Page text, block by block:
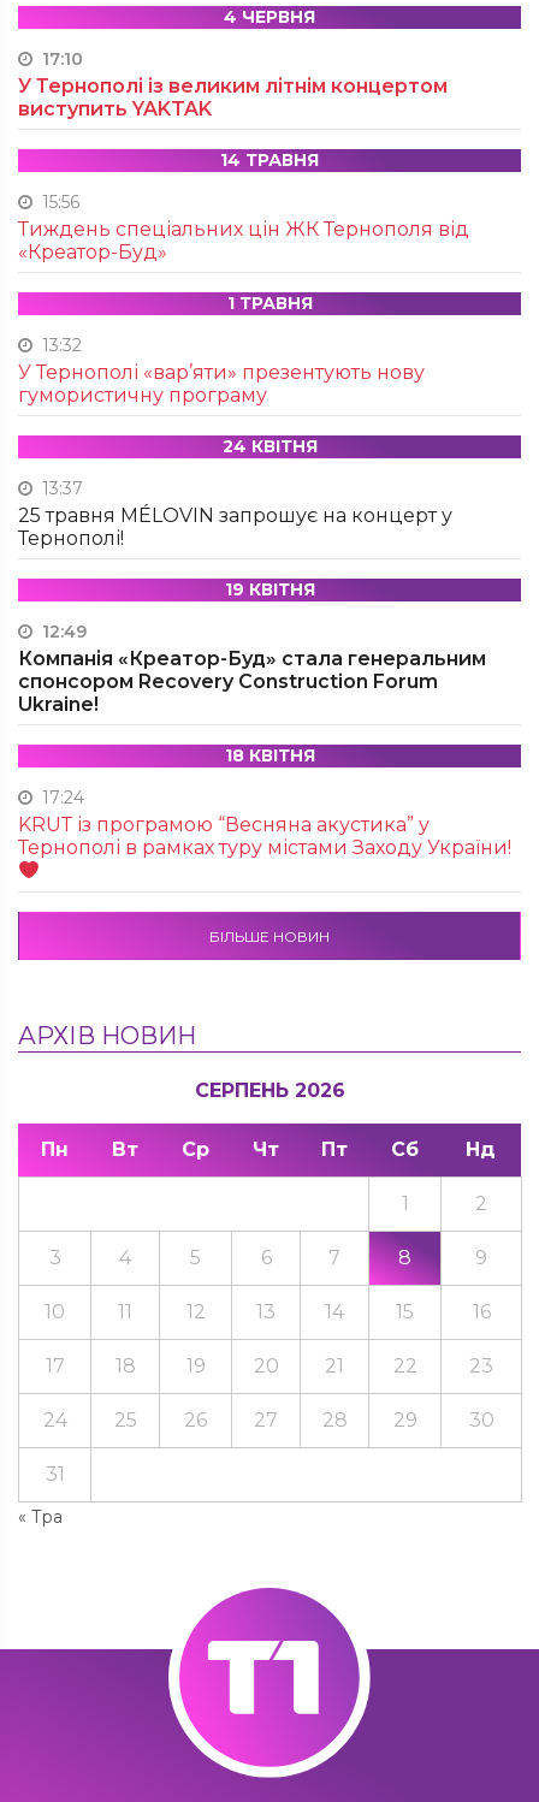
4 ЧЕРВНЯ
17:10
У Тернополі із великим літнім концертом
виступить YAKTAK
14 ТРАВНЯ
15:56
Тиждень спеціальних цін ЖК Тернополя від
«Креатор-Буд»
1 ТРАВНЯ
13:32
У Тернополі «вар’яти» презентують нову
гумористичну програму
24 КВІТНЯ
13:37
25 травня MÉLOVIN запрошує на концерт у
Тернополі!
19 КВІТНЯ
12:49
Компанія «Креатор-Буд» стала генеральним
спонсором Recovery Construction Forum
Ukraine!
18 КВІТНЯ
17:24
KRUТ із програмою “Весняна акустика” у
Тернополі в рамках туру містами Заходу України!
БІЛЬШЕ НОВИН
АРХІВ НОВИН
СЕРПЕНЬ 2026
Пн Вт Ср Чт Пт Сб Нд
« Тра
1 2
3 4 5 6 7 8 9
10 11 12 13 14 15 16
17 18 19 20 21 22 23
24 25 26 27 28 29 30
31